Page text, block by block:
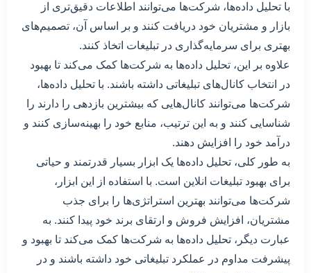
با تحلیل داده‌ها، شرکت‌ها می‌توانند اطلاعات دقیق‌تری از
بازار و مشتریان خود دریافت کنند و بر اساس آن، تصمیم‌های
بهتری برای سرمایه‌گذاری در تبلیغات اتخاذ کنند.
علاوه بر این، تحلیل داده‌ها به شرکت‌ها کمک می‌کند تا بهبود
در انتخاب کانال‌های تبلیغاتی داشته باشند. با تحلیل داده‌ها،
شرکت‌ها می‌توانند کانال‌هایی که بیشترین بازدهی را دارند را
شناسایی کنند و به این ترتیب، منابع خود را بهینه‌سازی کنند و
درآمد خود را افزایش دهند.
به طور کلی، تحلیل داده‌ها یک ابزار بسیار قدرتمند و حیاتی
برای بهبود تبلیغات انلاین است. با استفاده از این ابزار،
شرکت‌ها می‌توانند بهترین استراتژی‌ها را برای جذب
مشتریان، افزایش فروش و ارتقای برند خود پیدا کنند. به
عبارت دیگر، تحلیل داده‌ها به شرکت‌ها کمک می‌کند تا بهبود و
پیشرفت مداوم در عملکرد تبلیغاتی خود داشته باشند و در